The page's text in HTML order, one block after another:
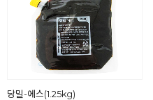
당밀-에스(1.25kg)